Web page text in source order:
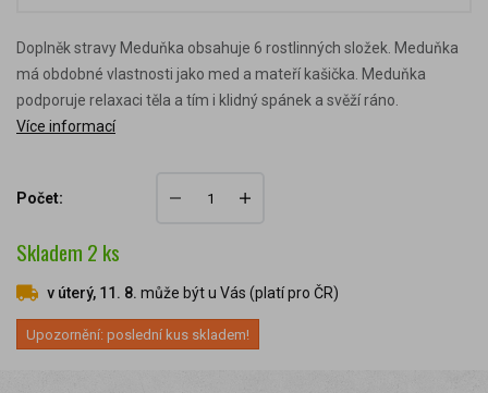
Doplněk stravy Meduňka obsahuje 6 rostlinných složek. Meduňka
má obdobné vlastnosti jako med a mateří kašička. Meduňka
podporuje relaxaci těla a tím i klidný spánek a svěží ráno.
Více informací
Počet:
Skladem 2 ks
v úterý, 11. 8. může být u Vás (platí pro ČR)
Upozornění: poslední kus skladem!